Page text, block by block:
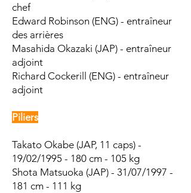
chef
Edward Robinson (ENG) - entraîneur
des arrières
Masahida Okazaki (JAP) - entraîneur
adjoint
Richard Cockerill (ENG) - entraîneur
adjoint
Piliers
Takato Okabe (JAP, 11 caps) -
19/02/1995 - 180 cm - 105 kg
Shota Matsuoka (JAP) - 31/07/1997 -
181 cm - 111 kg